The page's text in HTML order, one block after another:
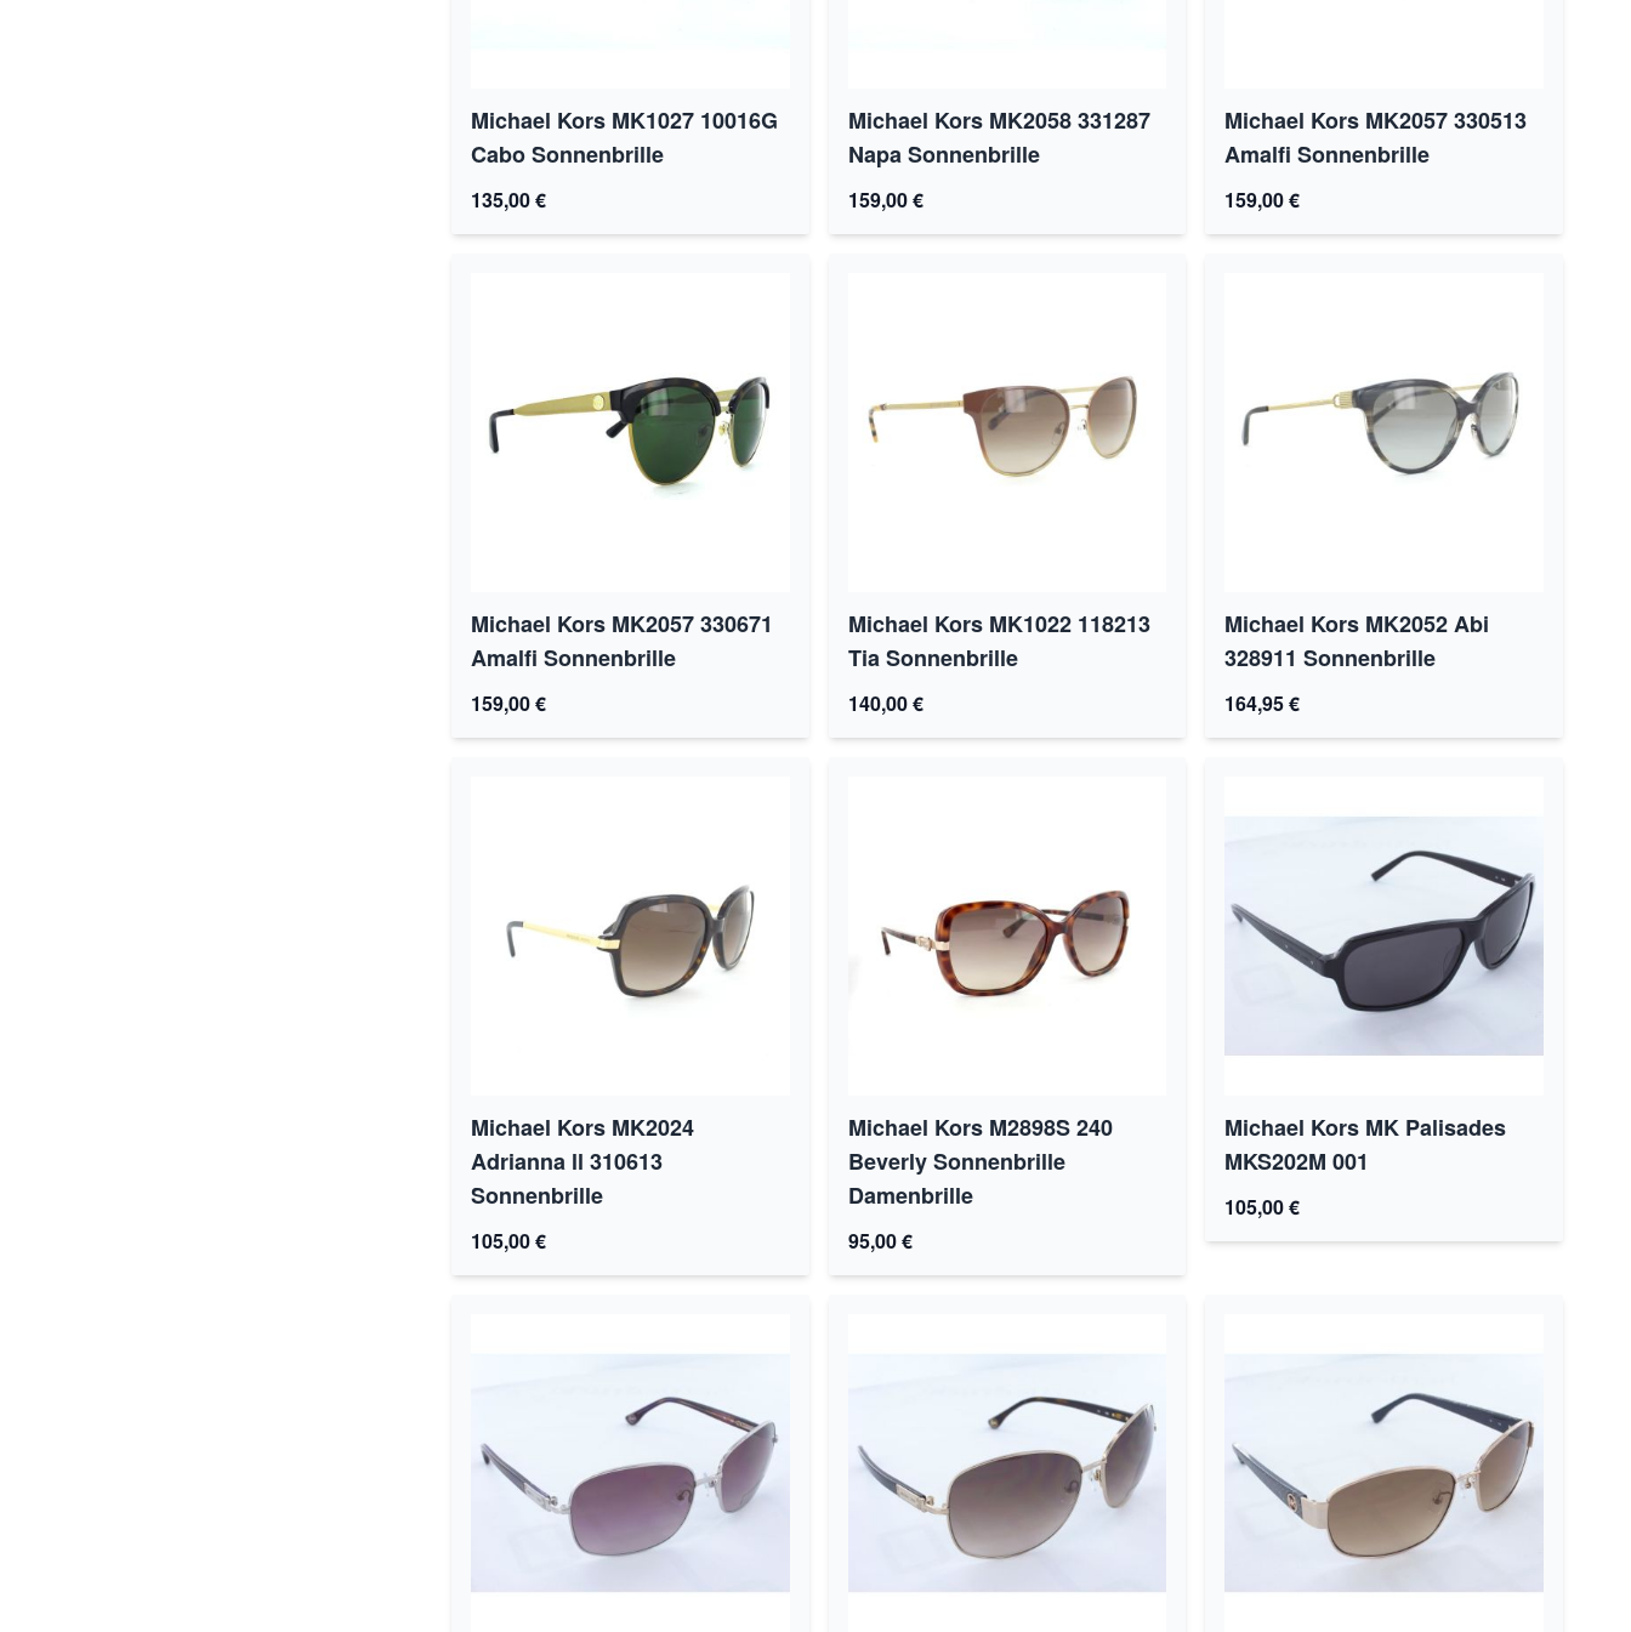
Michael Kors MK1027 10016G
Cabo Sonnenbrille
135,00 €
Michael Kors MK2058 331287
Napa Sonnenbrille
159,00 €
Michael Kors MK2057 330513
Amalfi Sonnenbrille
159,00 €
Michael Kors MK2057 330671
Amalfi Sonnenbrille
159,00 €
Michael Kors MK1022 118213
Tia Sonnenbrille
140,00 €
Michael Kors MK2052 Abi
328911 Sonnenbrille
164,95 €
Michael Kors MK2024
Adrianna ll 310613
Sonnenbrille
105,00 €
Michael Kors M2898S 240
Beverly Sonnenbrille
Damenbrille
95,00 €
Michael Kors MK Palisades
MKS202M 001
105,00 €